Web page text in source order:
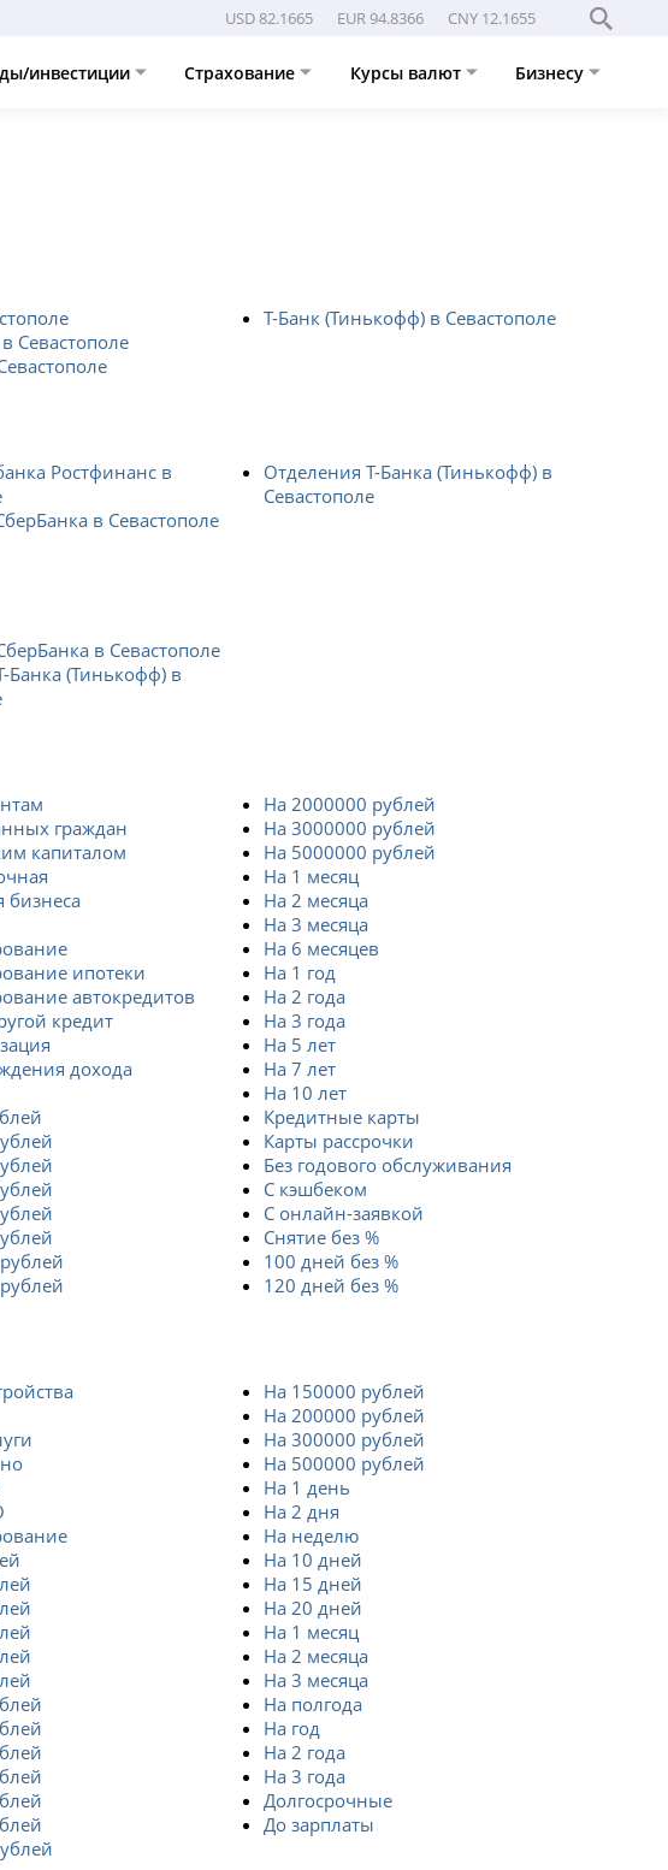
USD 82.1665 EUR 94.8366 CNY 12.1655
инвестиции Страхование Курсы валют Бизнесу
Севастополе
Т-Банк (Тинькофф) в Севастополе
Ростфинанс в
в Севастополе
Отделения Т-Банка (Тинькофф) в
Севастополе
в Севастополе
Банка (Тинькофф) в
граждан
капиталом
бизнеса
ипотеки
автокредитов
кредит
дохода
На 2000000 рублей
На 3000000 рублей
На 5000000 рублей
На 1 месяц
На 2 месяца
На 3 месяца
На 6 месяцев
На 1 год
На 2 года
На 3 года
На 5 лет
На 7 лет
На 10 лет
Кредитные карты
Карты рассрочки
Без годового обслуживания
С кэшбеком
С онлайн-заявкой
Снятие без %
100 дней без %
120 дней без %
На 150000 рублей
На 200000 рублей
На 300000 рублей
На 500000 рублей
На 1 день
На 2 дня
На неделю
На 10 дней
На 15 дней
На 20 дней
На 1 месяц
На 2 месяца
На 3 месяца
На полгода
На год
На 2 года
На 3 года
Долгосрочные
До зарплаты